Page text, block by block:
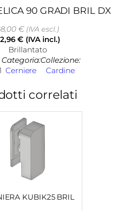
90 GRADI BRIL DX
€(IVA escl.)
€ (IVA incl.)
Brillantato
Categoria:
Cerniere
Collezione:
Cardine
correlati
KUBIK25 BRIL